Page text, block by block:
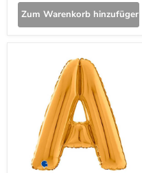
Zum Warenkorb hinzufügen
Riesenbuchstabe
Folienballon